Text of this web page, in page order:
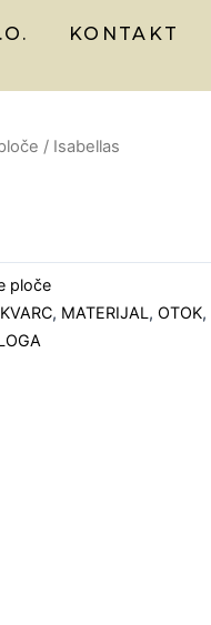
KONTAKT
/ Isabellas
ploče
KVARC, MATERIJAL,OTOK,